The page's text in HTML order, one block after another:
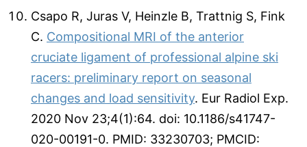
Csapo R, Juras V, Heinzle B, Trattnig S, Fink
C. Compositional MRI of the anterior
cruciate ligament of professional alpine ski
racers: preliminary report on seasonal
changes and load sensitivity. Eur Radiol Exp.
2020 Nov 23;4(1):64. doi: 10.1186/s41747-
020-00191-0. PMID: 33230703; PMCID: